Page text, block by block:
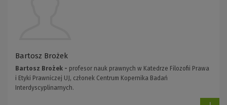
Bartosz Brożek
Bartosz Brożek - profesor nauk prawnych w Katedrze Filozofii Prawa
i Etyki Prawniczej UJ, członek Centrum Kopernika Badań
Interdyscyplinarnych.